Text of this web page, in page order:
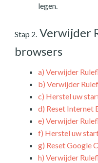
legen.
Stap 2. Verwijder
browsers
a) Verwijder
b) Verwijder
c) Herstel uw
d) Reset Internet
e) Verwijder
f) Herstel uw
g) Reset Google
h) Verwijder